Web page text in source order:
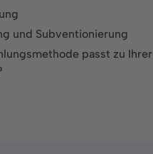
und Subventionierung
passt zu Ihrer